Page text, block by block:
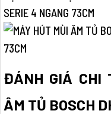
SERIE 4 NGANG 73CM
ĐÁNH GIÁ CHI
ÂM TỦ BOSCH